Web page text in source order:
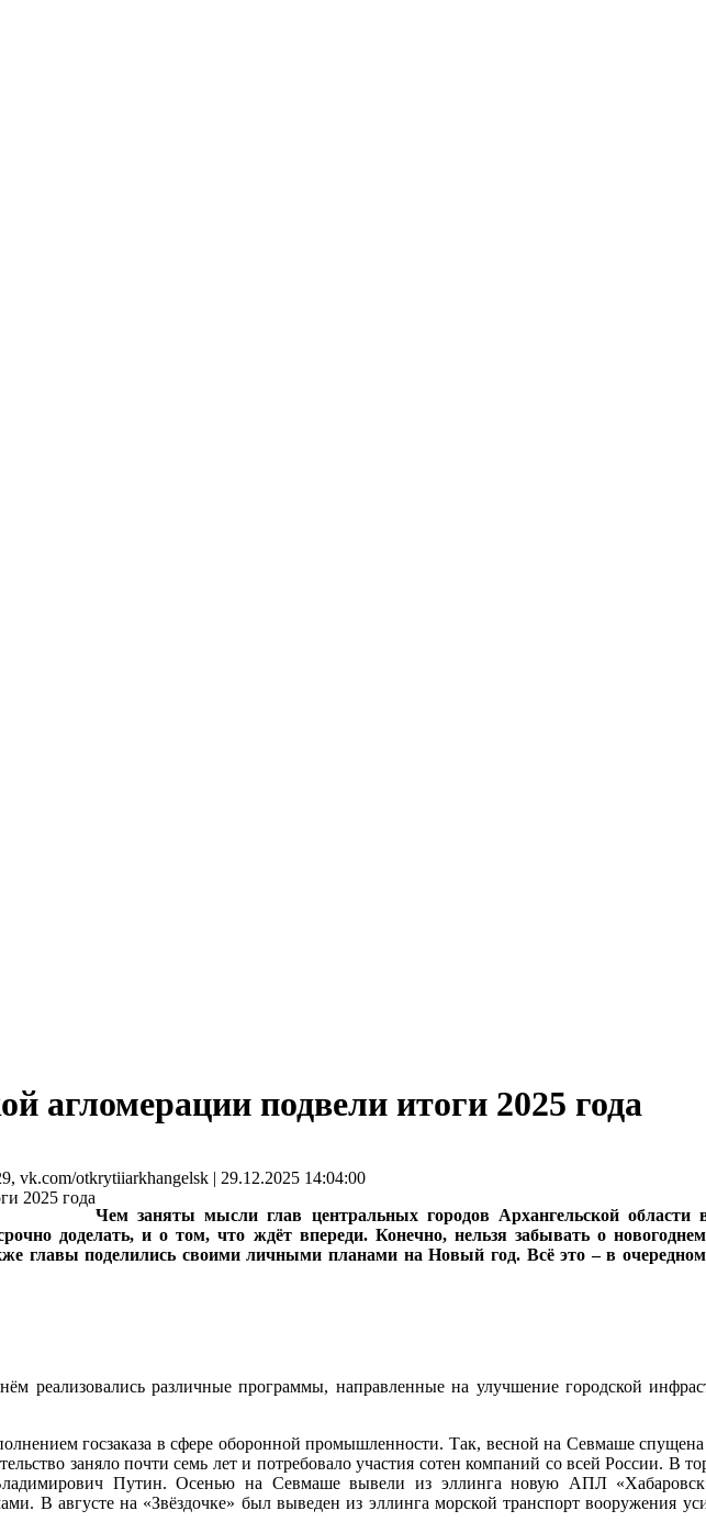
агломерации подвели итоги 2025 года
otkrytiiarkhangelsk | 29.12.2025 14:04:00
Чем заняты мысли глав центральных городов Архангельской
доделать, и о том, что ждёт впереди. Конечно, нельзя забывать о
главы поделились своими личными планами на Новый год. Всё это – в
реализовались различные программы, направленные на улучшение городской
госзаказа в сфере оборонной промышленности. Так, весной на Севмаше
заняло почти семь лет и потребовало участия сотен компаний со всей России. В
Путин. Осенью на Севмаше вывели из эллинга новую АПЛ
В августе на «Звёздочке» был выведен из эллинга морской транспорт вооружения